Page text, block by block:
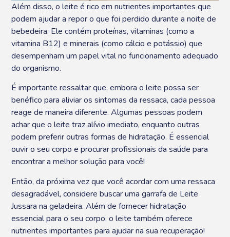
Além disso, o leite é rico em nutrientes importantes que
podem ajudar a repor o que foi perdido durante a noite de
bebedeira. Ele contém proteínas, vitaminas (como a
vitamina B12) e minerais (como cálcio e potássio) que
desempenham um papel vital no funcionamento adequado
do organismo.
É importante ressaltar que, embora o leite possa ser
benéfico para aliviar os sintomas da ressaca, cada pessoa
reage de maneira diferente. Algumas pessoas podem
achar que o leite traz alívio imediato, enquanto outras
podem preferir outras formas de hidratação. É essencial
ouvir o seu corpo e procurar profissionais da saúde para
encontrar a melhor solução para você!
Então, da próxima vez que você acordar com uma ressaca
desagradável, considere buscar uma garrafa de Leite
Jussara na geladeira. Além de fornecer hidratação
essencial para o seu corpo, o leite também oferece
nutrientes importantes para ajudar na sua recuperação!